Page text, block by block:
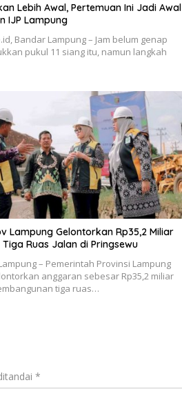
Lebih Awal, Pertemuan Ini Jadi Awal
IJP Lampung
Bandar Lampung – Jam belum genap
pukul 11 siang itu, namun langkah
Lampung Gelontorkan Rp35,2 Miliar
Tiga Ruas Jalan di Pringsewu
– Pemerintah Provinsi Lampung
anggaran sebesar Rp35,2 miliar
tiga ruas…
*